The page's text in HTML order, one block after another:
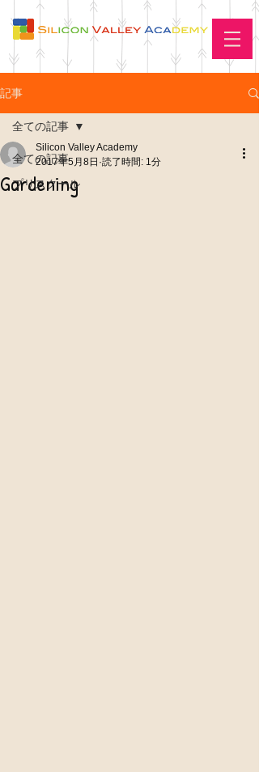
記事
全ての記事
プリスクール
全ての記事
Gardening
Silicon Valley Academy
2017年5月8日 読了時間: 1分